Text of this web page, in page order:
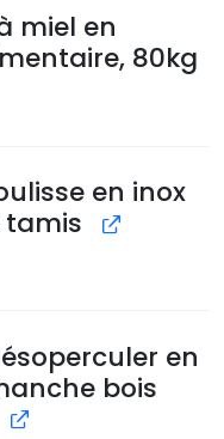
miel en
80kg
en inox
tamis
en
bois